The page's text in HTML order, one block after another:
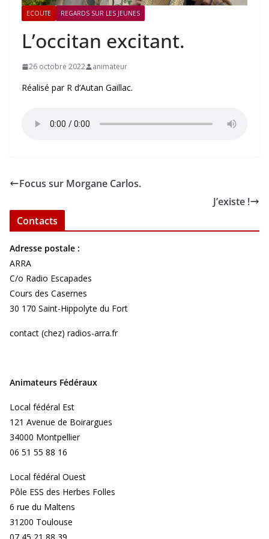
ECOUTE REGARDS SUR LES JEUNES
L’occitan excitant.
26 octobre 2022 animateur
Réalisé par R d’Autan Gaillac.
Focus sur Morgane Carlos.
J’existe !
Contacts
Adresse postale :
ARRA
C/o Radio Escapades
Cours des Casernes
30 170 Saint-Hippolyte du Fort
contact (chez) radios-arra.fr
Animateurs Fédéraux
Local fédéral Est
121 Avenue de Boirargues
34000 Montpellier
06 51 55 88 16
Local fédéral Ouest
Pôle ESS des Herbes Folles
6 rue du Maltens
31200 Toulouse